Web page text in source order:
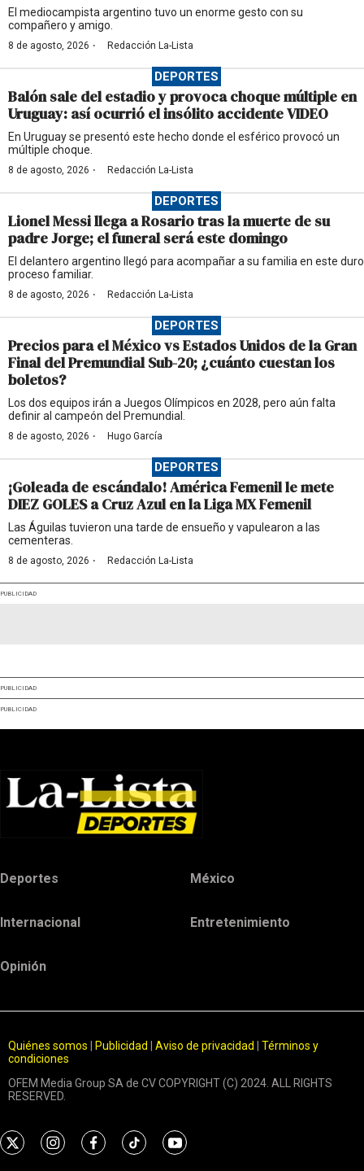
El mediocampista argentino tuvo un enorme gesto con su
compañero y amigo.
8 de agosto, 2026 · Redacción La-Lista
DEPORTES
Balón sale del estadio y provoca choque múltiple en
Uruguay: así ocurrió el insólito accidente VIDEO
En Uruguay se presentó este hecho donde el esférico provocó un
múltiple choque.
8 de agosto, 2026 · Redacción La-Lista
DEPORTES
Lionel Messi llega a Rosario tras la muerte de su
padre Jorge; el funeral será este domingo
El delantero argentino llegó para acompañar a su familia en este duro
proceso familiar.
8 de agosto, 2026 · Redacción La-Lista
DEPORTES
Precios para el México vs Estados Unidos de la Gran
Final del Premundial Sub-20; ¿cuánto cuestan los
boletos?
Los dos equipos irán a Juegos Olímpicos en 2028, pero aún falta
definir al campeón del Premundial.
8 de agosto, 2026 · Hugo García
DEPORTES
¡Goleada de escándalo! América Femenil le mete
DIEZ GOLES a Cruz Azul en la Liga MX Femenil
Las Águilas tuvieron una tarde de ensueño y vapulearon a las
cementeras.
8 de agosto, 2026 · Redacción La-Lista
PUBLICIDAD
PUBLICIDAD
PUBLICIDAD
Deportes México
Internacional Entretenimiento
Opinión
Quiénes somos Publicidad Aviso de privacidad
Términos y
condiciones
OFEM Media Group SA de CV COPYRIGHT (C) 2024. ALL RIGHTS
RESERVED.
t
i
f
t
y